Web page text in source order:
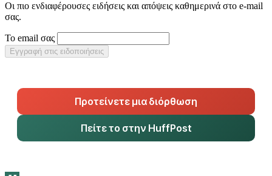
Οι πιο ενδιαφέρουσες ειδήσεις και απόψεις καθημερινά στο e-mail
σας.
Το email σας
Εγγραφή στις ειδοποιήσεις
Προτείνετε μια διόρθωση
Πείτε το στην HuffPost